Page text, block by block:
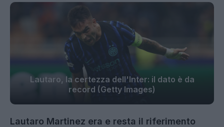
Lautaro, la certezza dell'Inter: il dato è da
record (Getty Images)
Lautaro Martinez era e resta il riferimento